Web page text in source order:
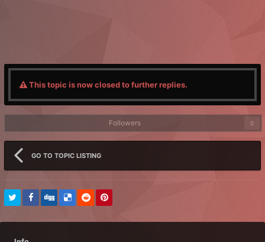
This topic is now closed to further replies.
Followers 0
GO TO TOPIC LISTING